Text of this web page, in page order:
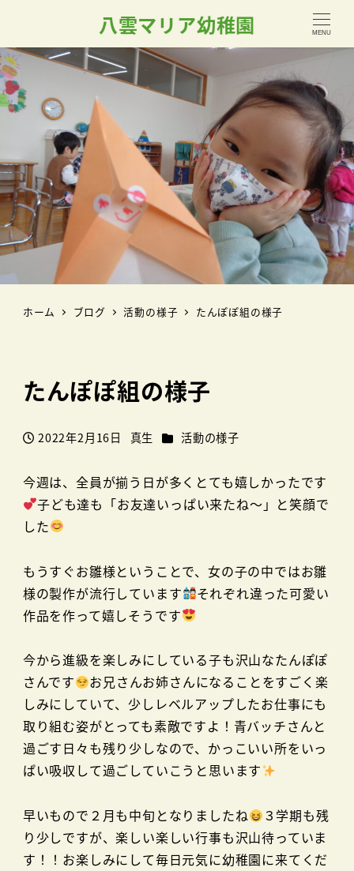
八雲マリア幼稚園 MENU
ホーム ブログ 活動の様子 たんぽぽ組の様子
たんぽぽ組の様子
投稿日
2022年2月16日
著
真生 カテゴリー
活動の様子
今週は、全員が揃う日が多くとても嬉しかったです
子ども達も「お友達いっぱい来たね～」と笑顔で
した
もうすぐお雛様ということで、女の子の中ではお雛
様の製作が流行しています
それぞれ違った可愛い
作品を作って嬉しそうです
今から進級を楽しみにしている子も沢山なたんぽぽ
さんです
お兄さんお姉さんになることをすごく楽
しみにしていて、少しレベルアップしたお仕事にも
取り組む姿がとっても素敵ですよ！青バッチさんと
過ごす日々も残り少しなので、かっこいい所をいっ
ぱい吸収して過ごしていこうと思います
早いもので２月も中旬となりましたね
３学期も残
り少しですが、楽しい楽しい行事も沢山待っていま
す！！お楽しみにして毎日元気に幼稚園に来てくだ